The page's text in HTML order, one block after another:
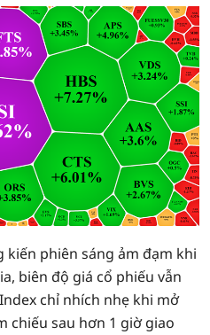
phiên sáng ảm đạm khi
biên độ giá cổ phiếu vẫn
chỉ nhích nhẹ khi mở
chiếu sau hơn 1 giờ giao